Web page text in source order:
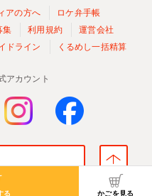
る かごを見る
アの方へ
ロケ弁手帳
集
利用規約
運営会社
ドライン くるめし一括精算
アカウント
Reserved.